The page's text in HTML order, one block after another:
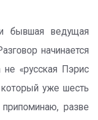
бывшая ведущая
начинается
не «русская Пэрис
который уже шесть
разве